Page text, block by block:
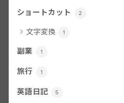
ショートカット 2
文字変換 1
副業 1
旅行 1
英語日記 5